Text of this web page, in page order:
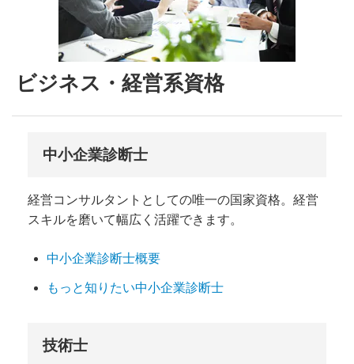
ビジネス・経営系資格
中小企業診断士
経営コンサルタントとしての唯一の国家資格。経営
スキルを磨いて幅広く活躍できます。
中小企業診断士概要
もっと知りたい中小企業診断士
技術士